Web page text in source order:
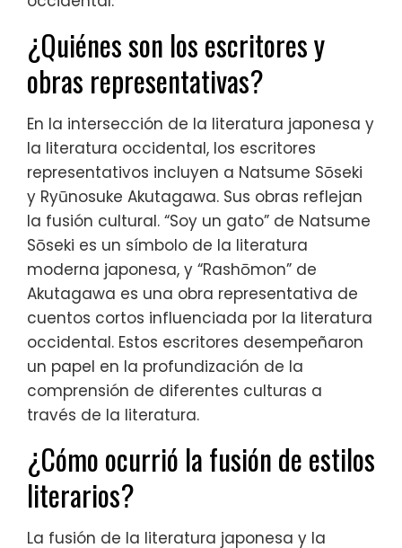
¿Quiénes son los escritores y
obras representativas?
En la intersección de la literatura japonesa y
la literatura occidental, los escritores
representativos incluyen a Natsume Sōseki
y Ryūnosuke Akutagawa. Sus obras reflejan
la fusión cultural. “Soy un gato” de Natsume
Sōseki es un símbolo de la literatura
moderna japonesa, y “Rashōmon” de
Akutagawa es una obra representativa de
cuentos cortos influenciada por la literatura
occidental. Estos escritores desempeñaron
un papel en la profundización de la
comprensión de diferentes culturas a
través de la literatura.
¿Cómo ocurrió la fusión de estilos
literarios?
La fusión de la literatura japonesa y la